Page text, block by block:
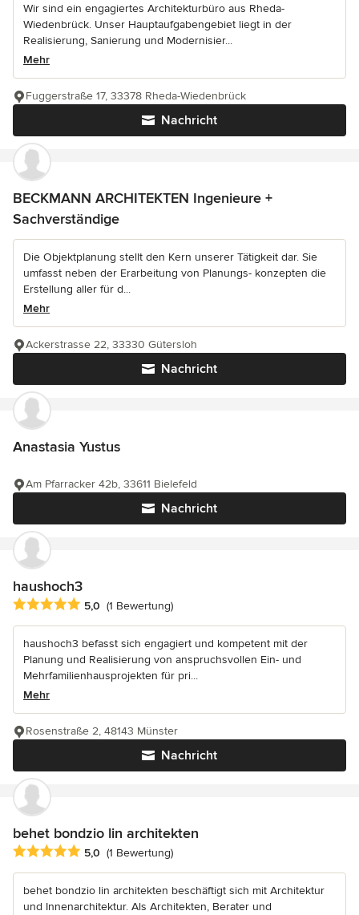
Wir sind ein engagiertes Architekturbüro aus Rheda-
Wiedenbrück. Unser Hauptaufgabengebiet liegt in der
Realisierung, Sanierung und Modernisier...
Mehr
Nachricht
Fuggerstraße 17, 33378 Rheda-Wiedenbrück
BECKMANN ARCHITEKTEN Ingenieure +
Sachverständige
Die Objektplanung stellt den Kern unserer Tätigkeit dar. Sie
umfasst neben der Erarbeitung von Planungs- konzepten die
Erstellung aller für d...
Mehr
Nachricht
Ackerstrasse 22, 33330 Gütersloh
Anastasia Yustus
Nachricht
Am Pfarracker 42b, 33611 Bielefeld
haushoch3
Durchschnittliche Bewertung: 5 von 5 Sternen
5,0 (1 Bewertung)
haushoch3 befasst sich engagiert und kompetent mit der
Planung und Realisierung von anspruchsvollen Ein- und
Mehrfamilienhausprojekten für pri...
Mehr
Nachricht
Rosenstraße 2, 48143 Münster
behet bondzio lin architekten
Durchschnittliche Bewertung: 5 von 5 Sternen
5,0 (1 Bewertung)
behet bondzio lin architekten beschäftigt sich mit Architektur
und Innenarchitektur. Als Architekten, Berater und